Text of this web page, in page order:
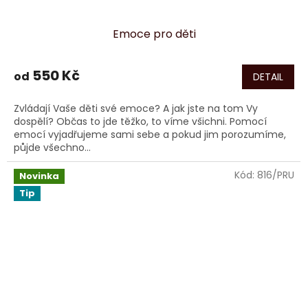
Emoce pro děti
od 550 Kč DETAIL
Zvládají Vaše děti své emoce? A jak jste na tom Vy
dospělí? Občas to jde těžko, to víme všichni. Pomocí
emocí vyjadřujeme sami sebe a pokud jim porozumíme,
půjde všechno...
Novinka
Tip
Kód: 816/PRU